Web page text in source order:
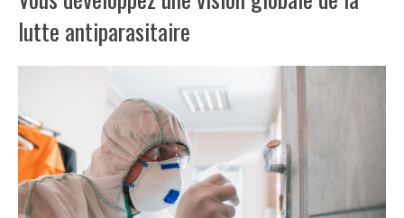
lutte antiparasitaire